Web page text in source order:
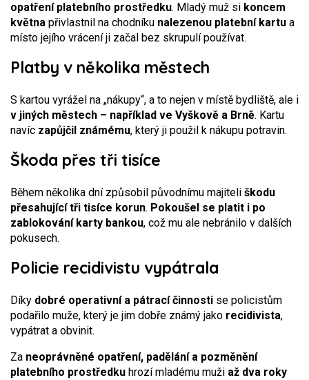
opatření platebního prostředku. Mladý muž si koncem
května přivlastnil na chodníku nalezenou platební kartu a
místo jejího vrácení ji začal bez skrupulí používat.
Platby v několika městech
S kartou vyrážel na „nákupy“, a to nejen v místě bydliště, ale i
v jiných městech – například ve Vyškově a Brně. Kartu
navíc zapůjčil známému, který ji použil k nákupu potravin.
Škoda přes tři tisíce
Během několika dní způsobil původnímu majiteli škodu
přesahující tři tisíce korun. Pokoušel se platit i po
zablokování karty bankou, což mu ale nebránilo v dalších
pokusech.
Policie recidivistu vypátrala
Díky dobré operativní a pátrací činnosti se policistům
podařilo muže, který je jim dobře známý jako recidivista,
vypátrat a obvinit.
Za neoprávněné opatření, padělání a pozměnění
platebního prostředku hrozí mladému muži až dva roky